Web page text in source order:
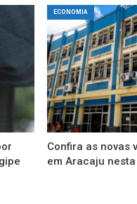
ECONOMIA
Confira as novas
em Aracaju